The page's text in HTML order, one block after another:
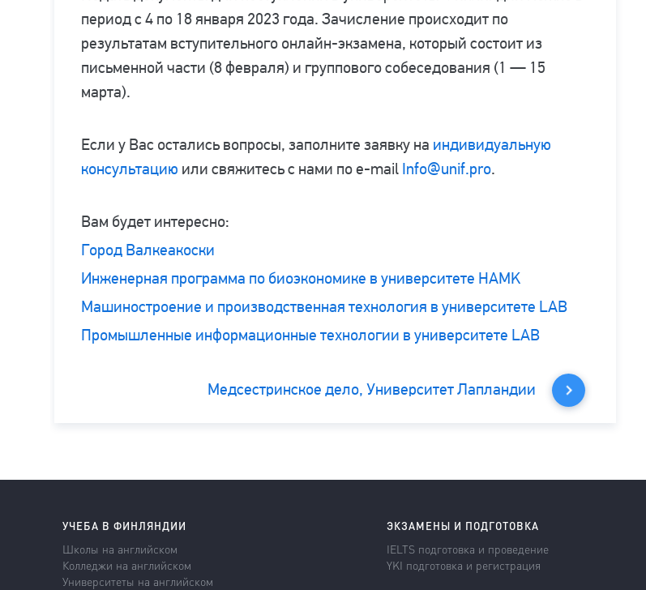
период с 4 по 18 января 2023 года. Зачисление происходит по
результатам вступительного онлайн-экзамена, который состоит из
письменной части (8 февраля) и группового собеседования (1 — 15
марта).
Если у Вас остались вопросы, заполните заявку на индивидуальную
консультацию или свяжитесь с нами по e-mail Info@unif.pro.
Вам будет интересно:
Город Валкеакоски
Инженерная программа по биоэкономике в университете HAMK
Машиностроение и производственная технология в университете LAB
Промышленные информационные технологии в университете LAB
Медсестринское дело, Университет Лапландии
УЧЕБА В ФИНЛЯНДИИ
Школы на английском
Колледжи на английском
Университеты на английском
ЭКЗАМЕНЫ И ПОДГОТОВКА
IELTS подготовка и проведение
YKI подготовка и регистрация